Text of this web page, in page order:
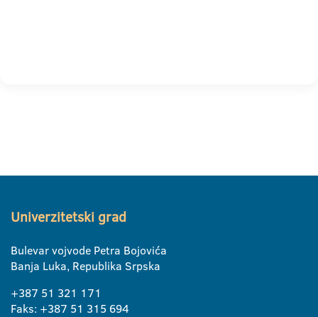
Univerzitetski grad
Bulevar vojvode Petra Bojovića
Banja Luka, Republika Srpska
+387 51 321 171
Faks: +387 51 315 694